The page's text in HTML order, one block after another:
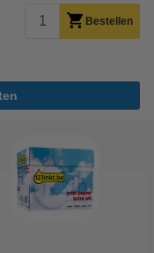
Bestellen